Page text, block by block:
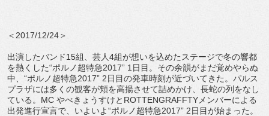
＜2017/12/24＞
出演したバンド15組、芸人4組が想いを込めたステージで冬の響都
を熱くした“ポルノ超特急2017” 1日目。その余韻がまだ覚めやらぬ
中、“ポルノ超特急2017” 2日目の発車時刻が近づいてきた。パルス
プラザには多くの観客が頬を高揚させて詰めかけ、長蛇の列をなし
ている。MC やべきょうすけとROTTENGRAFFTYメンバーによる
出発進行宣言で、いよいよ“ポルノ超特急2017” 2日目が始まった。